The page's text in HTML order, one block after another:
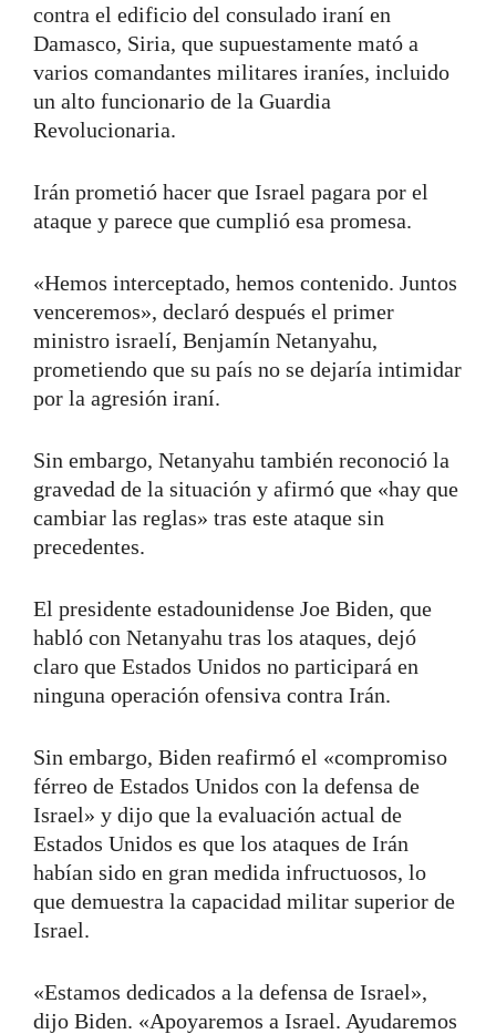
contra el edificio del consulado iraní en
Damasco, Siria, que supuestamente mató a
varios comandantes militares iraníes, incluido
un alto funcionario de la Guardia
Revolucionaria.
Irán prometió hacer que Israel pagara por el
ataque y parece que cumplió esa promesa.
«Hemos interceptado, hemos contenido. Juntos
venceremos», declaró después el primer
ministro israelí, Benjamín Netanyahu,
prometiendo que su país no se dejaría intimidar
por la agresión iraní.
Sin embargo, Netanyahu también reconoció la
gravedad de la situación y afirmó que «hay que
cambiar las reglas» tras este ataque sin
precedentes.
El presidente estadounidense Joe Biden, que
habló con Netanyahu tras los ataques, dejó
claro que Estados Unidos no participará en
ninguna operación ofensiva contra Irán.
Sin embargo, Biden reafirmó el «compromiso
férreo de Estados Unidos con la defensa de
Israel» y dijo que la evaluación actual de
Estados Unidos es que los ataques de Irán
habían sido en gran medida infructuosos, lo
que demuestra la capacidad militar superior de
Israel.
«Estamos dedicados a la defensa de Israel»,
dijo Biden. «Apoyaremos a Israel. Ayudaremos